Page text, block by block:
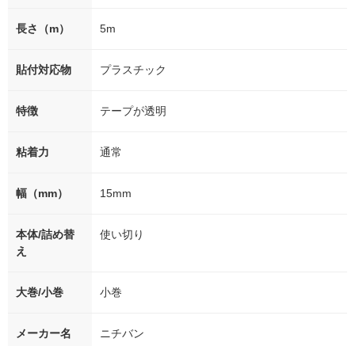
長さ（m） 5m
貼付対応物 プラスチック
特徴 テープが透明
粘着力 通常
幅（mm） 15mm
本体/詰め替
え
使い切り
大巻/小巻 小巻
メーカー名 ニチバン